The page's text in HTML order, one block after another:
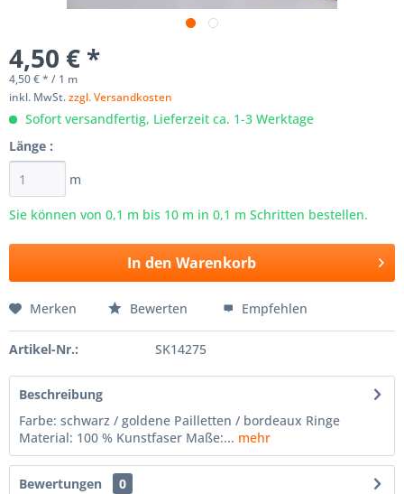
4,50 € *
4,50 € * / 1 m
inkl. MwSt.zzgl. Versandkosten
Sofort versandfertig, Lieferzeit ca. 1-3 Werktage
Länge :
m
Sie können von 0,1 m bis 10 m in 0,1 m Schritten bestellen.
In den Warenkorb
Merken Bewerten Empfehlen
Artikel-Nr.: SK14275
Beschreibung
Farbe: schwarz / goldene Pailletten / bordeaux Ringe
Material: 100 % Kunstfaser Maße:... mehr
Bewertungen
0